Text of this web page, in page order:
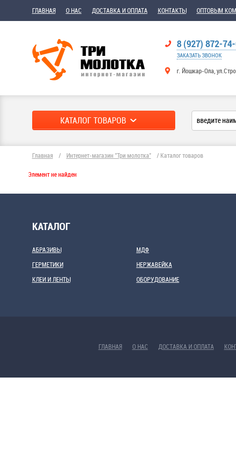
ГЛАВНАЯ О НАС ДОСТАВКА И ОПЛАТА КОНТАКТЫ ОПТОВЫМ
8 (927) 872-
ЗАКАЗАТЬ ЗВОНОК
г. Йошкар-Ола,
КАТАЛОГ ТОВАРОВ
Главная / Интернет-магазин "Три молотка" / Каталог товаров
Элемент не найден
КАТАЛОГ
АБРАЗИВЫ
ГЕРМЕТИКИ
КЛЕИ И ЛЕНТЫ
МДФ
НЕРЖАВЕЙКА
ОБОРУДОВАНИЕ
ГЛАВНАЯ О НАС ДОСТАВКА И ОПЛАТА